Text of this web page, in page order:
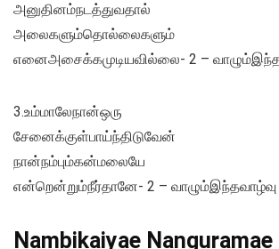
அனுதினம்நடத்துவதால்
அலைகளும்தொல்லைகளும்
எனைஅசைக்கமுடியவில்லை- 2 –
3.உம்மாலேநான்ஒரு
சேனைக்குள்பாய்ந்திடுவேன்
நான்நம்பும்கன்மலையே
என்றென்றும்நீர்தானே- 2 – வாழும்இந்தவாழ்வு
Nambikaiyae